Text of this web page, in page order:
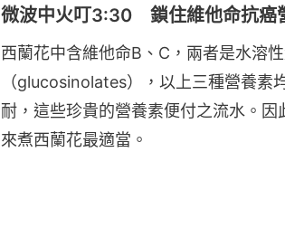
微波中火叮3:30 鎖住維他命抗癌
西蘭花中含維他命B、C，兩者是水溶
（glucosinolates），以上三種營養素
耐，這些珍貴的營養素便付之流水。
來煮西蘭花最適當。